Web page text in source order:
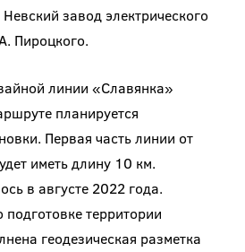
завод электрического
Пироцкого.
линии «Славянка»
планируется
Первая часть линии от
иметь длину 10 км.
в августе 2022 года.
территории
геодезическая разметка